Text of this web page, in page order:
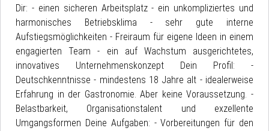
Dir: - einen sicheren Arbeitsplatz - ein unkompliziertes und
harmonisches Betriebsklima - sehr gute interne
Aufstiegsmöglichkeiten - Freiraum für eigene Ideen in einem
engagierten Team - ein auf Wachstum ausgerichtetes,
innovatives Unternehmenskonzept Dein Profil: -
Deutschkenntnisse - mindestens 18 Jahre alt - idealerweise
Erfahrung in der Gastronomie. Aber keine Voraussetzung. -
Belastbarkeit, Organisationstalent und exzellente
Umgangsformen Deine Aufgaben: - Vorbereitungen für den